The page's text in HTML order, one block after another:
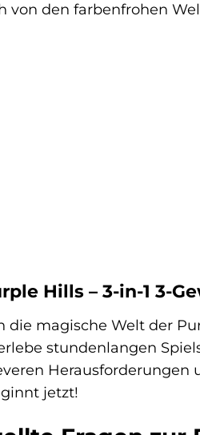
von den farbenfrohen
Hills – 3-in-1 3-
die magische Welt der
stundenlangen
jetzt!